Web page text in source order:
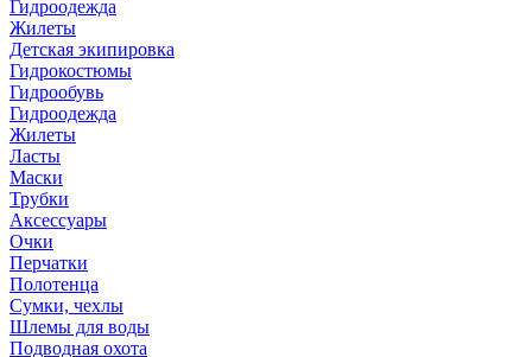
Гидроодежда
Жилеты
Детская экипировка
Гидрокостюмы
Гидрообувь
Гидроодежда
Жилеты
Ласты
Маски
Трубки
Аксессуары
Очки
Перчатки
Полотенца
Сумки, чехлы
Шлемы для воды
Подводная охота